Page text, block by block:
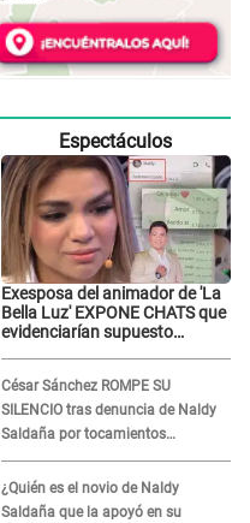
Espectáculos
Exesposa del animador de 'La
Bella Luz' EXPONE CHATS que
evidenciarían supuesto
pareja
César Sánchez ROMPE SU
SILENCIO tras denuncia de Naldy
Saldaña por tocamientos
indebidos: "Pido respetar la
presunción de inocencia"
¿Quién es el novio de Naldy
Saldaña que la apoyó en su